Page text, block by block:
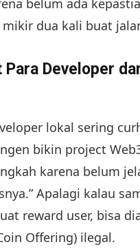
mikir dua kali buat
Para Developer
lokal sering
bikin project
karena belum
Apalagi kalau
reward user, bisa
Offering) ilegal.